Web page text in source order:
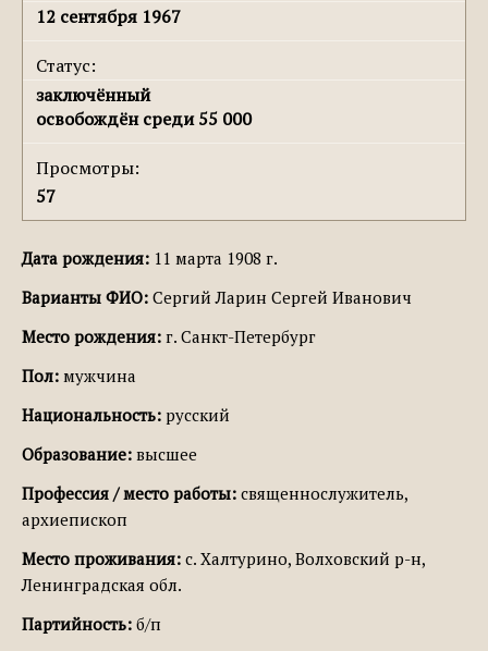
12 сентября 1967
Статус:
заключённый
освобождён среди 55 000
Просмотры:
57
Дата рождения: 11 марта 1908 г.
Варианты ФИО: Сергий Ларин Сергей Иванович
Место рождения: г. Санкт-Петербург
Пол: мужчина
Национальность: русский
Образование: высшее
Профессия / место работы: священнослужитель,
архиепископ
Место проживания: с. Халтурино, Волховский р-н,
Ленинградская обл.
Партийность: б/п